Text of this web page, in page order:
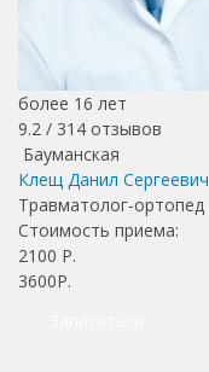
более 16 лет
9.2 / 314 отзывов
Бауманская
Клещ Данил Сергеевич
Травматолог-ортопед
Стоимость приема:
2100 Р.
3600Р.